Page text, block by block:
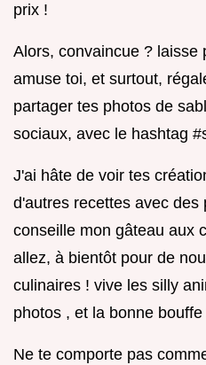
prix !
Alors, convaincue ? laisse
amuse toi, et surtout,
partager tes photos de
sociaux, avec le hashtag
J'ai hâte de voir tes
d'autres recettes avec des
conseille mon gâteau aux
allez, à bientôt pour de
culinaires ! vive les silly
photos , et la bonne bouffe
Ne te comporte pas